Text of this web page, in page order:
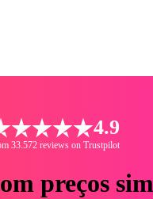
4.9
33.572 reviews on Trustpilot
preços